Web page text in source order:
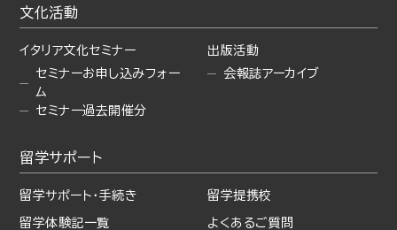
文化活動
イタリア文化セミナー
セミナーお申し込みフォー
ム
セミナー過去開催分
出版活動
会報誌アーカイブ
留学サポート
留学サポート・手続き 留学提携校
留学体験記一覧
よくあるご質問